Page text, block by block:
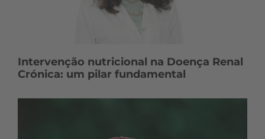
Intervenção nutricional na Doença Renal
Crónica: um pilar fundamental